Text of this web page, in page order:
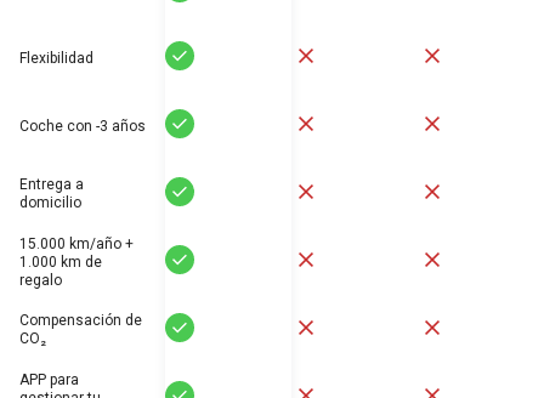
Flexibilidad Sí
Coche con -3 años Sí
Entrega a
domicilio
Sí
15.000 km/año +
1.000 km de
regalo
Sí
Compensación de
CO₂
Sí
APP para
Sí